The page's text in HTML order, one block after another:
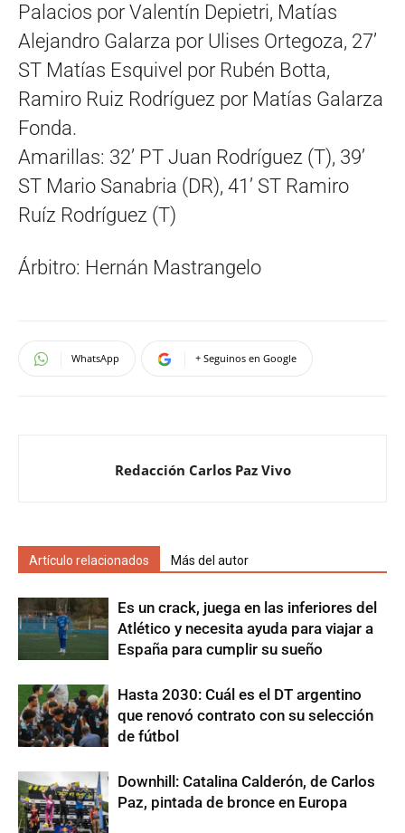
Palacios por Valentín Depietri, Matías
Alejandro Galarza por Ulises Ortegoza, 27’
ST Matías Esquivel por Rubén Botta,
Ramiro Ruiz Rodríguez por Matías Galarza
Fonda.
Amarillas: 32’ PT Juan Rodríguez (T), 39’
ST Mario Sanabria (DR), 41’ ST Ramiro
Ruíz Rodríguez (T)
Árbitro: Hernán Mastrangelo
WhatsApp + Seguinos en Google
Redacción Carlos Paz Vivo
Artículo relacionados Más del autor
Es un crack, juega en las inferiores del
Atlético y necesita ayuda para viajar a
España para cumplir su sueño
Hasta 2030: Cuál es el DT argentino
que renovó contrato con su selección
de fútbol
Downhill: Catalina Calderón, de Carlos
Paz, pintada de bronce en Europa